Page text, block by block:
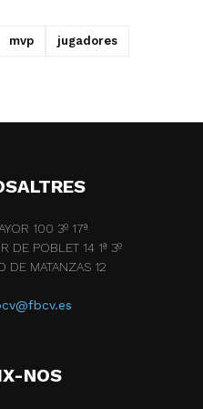
mvp jugadores
100 3º 17ª
DE POBLET 14 1ª 3º
DE MATANZAS 12
NOS